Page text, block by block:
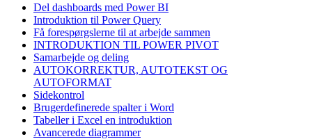
Del dashboards med Power BI
Introduktion til Power Query
Få forespørgslerne til at arbejde sammen
INTRODUKTION TIL POWER PIVOT
Samarbejde og deling
AUTOKORREKTUR, AUTOTEKST OG
AUTOFORMAT
Sidekontrol
Brugerdefinerede spalter i Word
Tabeller i Excel en introduktion
Avancerede diagrammer